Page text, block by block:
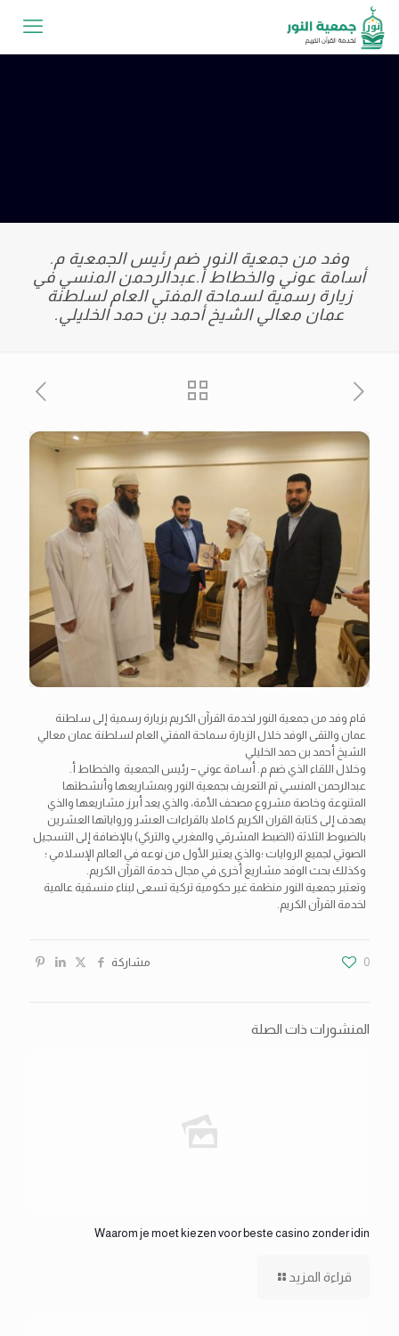
وفد من جمعية النور ضم رئيس الجمعية م.
أسامة عوني والخطاط أ.عبدالرحمن المنسي في
زيارة رسمية لسماحة المفتي العام لسلطنة
عمان معالي الشيخ أحمد بن حمد الخليلي.
قام وفد من جمعية النور لخدمة القرآن الكريم بزيارة رسمية إلى سلطنة
عمان والتقى الوفد خلال الزيارة سماحة المفتي العام لسلطنة عمان معالي
الشيخ أحمد بن حمد الخليلي
وخلال اللقاء الذي ضم م. أسامة عوني – رئيس الجمعية والخطاط أ.
عبدالرحمن المنسي تم التعريف بجمعية النور وبمشاريعها وأنشطتها
المتنوعة وخاصة مشروع مصحف الأمة، والذي يعد أبرز مشاريعها والذي
يهدف إلى كتابة القران الكريم كاملا بالقراءات العشر ورواياتها العشرين
بالضبوط الثلاثة (الضبط المشرقي والمغربي والتركي) بالإضافة إلى التسجيل
الصوتي لجميع الروايات ؛والذي يعتبر الأول من نوعه في العالم الإسلامي ؛
وكذلك بحث الوفد مشاريع أخرى في مجال خدمة القرآن الكريم.
وتعتبر جمعية النور منظمة غير حكومية تركية تسعى لبناء منسقية عالمية
لخدمة القرآن الكريم.
مشاركة 0
المنشورات ذات الصلة
Waarom je moet kiezen voor beste casino zonder idin
قراءة المزيد